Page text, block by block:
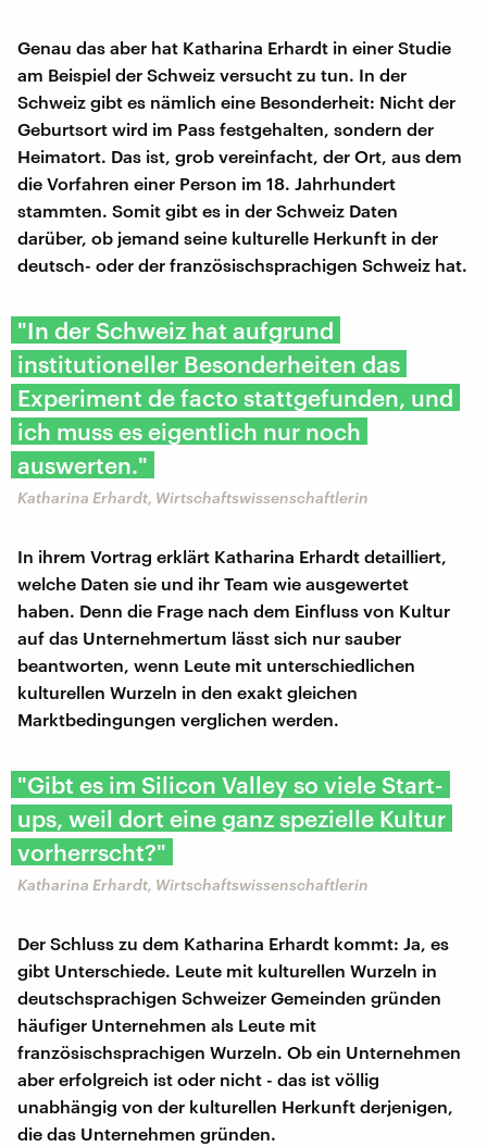
Genau das aber hat Katharina Erhardt in einer Studie
am Beispiel der Schweiz versucht zu tun. In der
Schweiz gibt es nämlich eine Besonderheit: Nicht der
Geburtsort wird im Pass festgehalten, sondern der
Heimatort. Das ist, grob vereinfacht, der Ort, aus dem
die Vorfahren einer Person im 18. Jahrhundert
stammten. Somit gibt es in der Schweiz Daten
darüber, ob jemand seine kulturelle Herkunft in der
deutsch- oder der französischsprachigen Schweiz hat.
"In der Schweiz hat aufgrund
institutioneller Besonderheiten das
Experiment de facto stattgefunden, und
ich muss es eigentlich nur noch
auswerten."
Katharina Erhardt, Wirtschaftswissenschaftlerin
In ihrem Vortrag erklärt Katharina Erhardt detailliert,
welche Daten sie und ihr Team wie ausgewertet
haben. Denn die Frage nach dem Einfluss von Kultur
auf das Unternehmertum lässt sich nur sauber
beantworten, wenn Leute mit unterschiedlichen
kulturellen Wurzeln in den exakt gleichen
Marktbedingungen verglichen werden.
"Gibt es im Silicon Valley so viele Start-
ups, weil dort eine ganz spezielle Kultur
vorherrscht?"
Katharina Erhardt, Wirtschaftswissenschaftlerin
Der Schluss zu dem Katharina Erhardt kommt: Ja, es
gibt Unterschiede. Leute mit kulturellen Wurzeln in
deutschsprachigen Schweizer Gemeinden gründen
häufiger Unternehmen als Leute mit
französischsprachigen Wurzeln. Ob ein Unternehmen
aber erfolgreich ist oder nicht - das ist völlig
unabhängig von der kulturellen Herkunft derjenigen,
die das Unternehmen gründen.